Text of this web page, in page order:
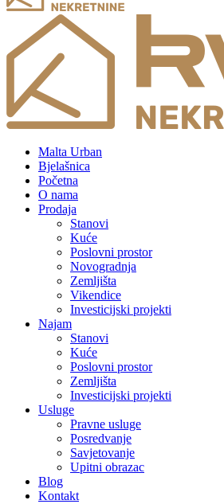
Malta Urban
Bjelašnica
Početna
O nama
Prodaja
Stanovi
Kuće
Poslovni prostor
Novogradnja
Zemljišta
Vikendice
Investicijski projekti
Najam
Stanovi
Kuće
Poslovni prostor
Zemljišta
Investicijski projekti
Usluge
Pravne usluge
Posredvanje
Savjetovanje
Upitni obrazac
Blog
Kontakt